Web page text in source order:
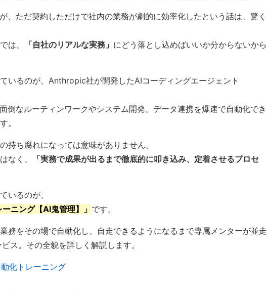
、ただ契約しただけで社内の業務が劇的に効率化したという話は、驚く
は、
「自社のリアルな実務」 にどう落とし込めばいいか分からないから
いるのが、Anthropic社が開発したAIコーディングエージェント
倒なルーティンワークやシステム開発、データ連携を爆速で自動化でき
。
持ち腐れになっては意味がありません。
なく、
「実務で成果が出るまで徹底的に叩き込み、定着させるプロセ
いるのが、
ニング【AI鬼管理】」 です。
務をその場で自動化し、自走できるようになるまで専属メンターが並走
ス。その全貌を詳しく解説します。
化トレーニング